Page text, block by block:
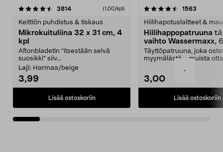
-
3814arvostelut (1,00/kpl)
Keittiön puhdistus & tiskaus
Mikrokuituliina 32 x 31 cm, 4
kpl
Aftonbladetin "itsestään selvä
suosikki" siiv...
Laji: Harmaa/beige
3,99
Lisää ostoskoriin
4.5viidestä
1563
Hiilihapotuslaitteet &
Hiilihappopatruuna
vaihto Wassermaxx,
Täyttöpatruuna, joka
myymälästä – muista
3,00
Lisää ostoskoriin
4.5viidestä